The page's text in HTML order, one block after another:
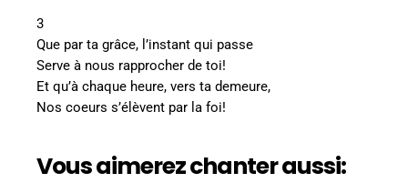
3
Que par ta grâce, l’instant qui passe
Serve à nous rapprocher de toi!
Et qu’à chaque heure, vers ta demeure,
Nos coeurs s’élèvent par la foi!
Vous aimerez chanter aussi: